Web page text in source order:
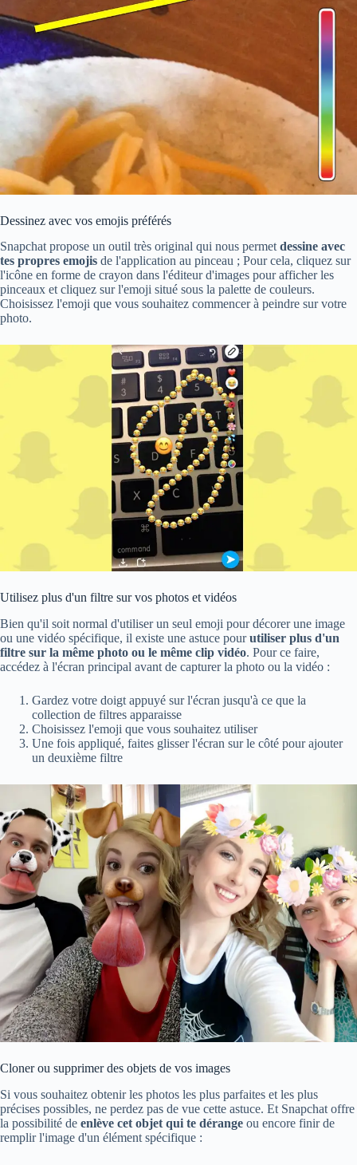
Dessinez avec vos emojis préférés
Snapchat propose un outil très original qui nous permet dessine avec
tes propres emojis de l'application au pinceau ; Pour cela, cliquez sur
l'icône en forme de crayon dans l'éditeur d'images pour afficher les
pinceaux et cliquez sur l'emoji situé sous la palette de couleurs.
Choisissez l'emoji que vous souhaitez commencer à peindre sur votre
photo.
Utilisez plus d'un filtre sur vos photos et vidéos
Bien qu'il soit normal d'utiliser un seul emoji pour décorer une image
ou une vidéo spécifique, il existe une astuce pourutiliser plus d'un
filtre sur la même photo ou le même clip vidéo. Pour ce faire,
accédez à l'écran principal avant de capturer la photo ou la vidéo :
Gardez votre doigt appuyé sur l'écran jusqu'à ce que la
collection de filtres apparaisse
Choisissez l'emoji que vous souhaitez utiliser
Une fois appliqué, faites glisser l'écran sur le côté pour ajouter
un deuxième filtre
Cloner ou supprimer des objets de vos images
Si vous souhaitez obtenir les photos les plus parfaites et les plus
précises possibles, ne perdez pas de vue cette astuce. Et Snapchat offre
la possibilité de enlève cet objet qui te dérange ou encore finir de
remplir l'image d'un élément spécifique :